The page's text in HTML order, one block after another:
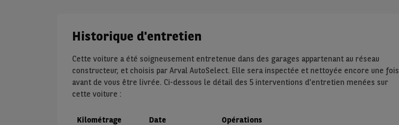
Historique d'entretien
Cette voiture a été soigneusement entretenue dans des garages appartenant au réseau
constructeur, et choisis par Arval AutoSelect. Elle sera inspectée et nettoyée encore une fois
avant de vous être livrée. Ci-dessous le détail des 5 interventions d'entretien menées sur
cette voiture :
Kilométrage Date Opérations